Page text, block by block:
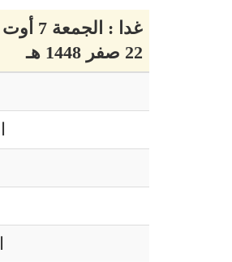
غدا : الجمعة 7 أوت 2026 م
22 صفر 1448 هـ